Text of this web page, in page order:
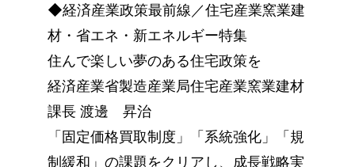
◆経済産業政策最前線／住宅産業窯業建
材・省エネ・新エネルギー特集
住んで楽しい夢のある住宅政策を
経済産業省製造産業局住宅産業窯業建材
課長 渡邊 昇治
「固定価格買取制度」「系統強化」「規
制緩和」の課題をクリアし、成長戦略実